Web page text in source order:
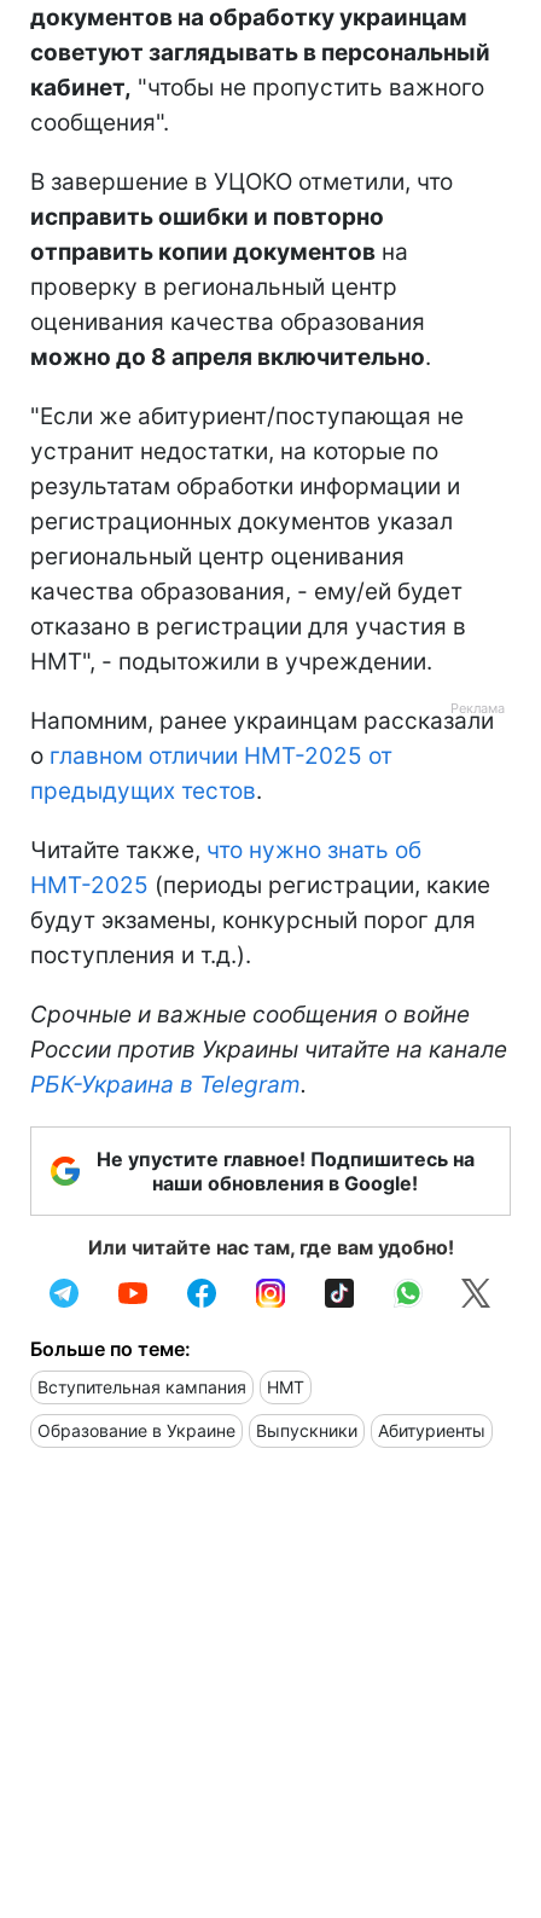
документов на обработку украинцам
советуют заглядывать в персональный
кабинет, "чтобы не пропустить важного
сообщения".
В завершение в УЦОКО отметили, что
исправить ошибки и повторно
отправить копии документов на
проверку в региональный центр
оценивания качества образования
можно до 8 апреля включительно.
"Если же абитуриент/поступающая не
устранит недостатки, на которые по
результатам обработки информации и
регистрационных документов указал
региональный центр оценивания
качества образования, - ему/ей будет
отказано в регистрации для участия в
НМТ", - подытожили в учреждении.
Напомним, ранее украинцам рассказали
о главном отличии НМТ-2025 от
предыдущих тестов.
Читайте также, что нужно знать об
НМТ-2025 (периоды регистрации, какие
будут экзамены, конкурсный порог для
поступления и т.д.).
Срочные и важные сообщения о войне
России против Украины читайте на канале
РБК-Украина в Telegram.
Не упустите главное! Подпишитесь на
наши обновления в Google!
Или читайте нас там, где вам удобно!
Больше по теме:
Вступительная кампания НМТ
Образование в Украине Выпускники Абитуриенты